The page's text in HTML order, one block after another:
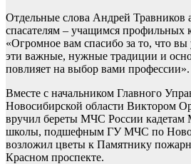
Отдельные слова Андрей Травников
спасателям – учащимся профильных
«Огромное вам спасибо за то, что
эти важные, нужные традиции и
повлияет на выбор вами профессии».
Вместе с начальником Главного
Новосибирской области Виктором
вручил береты МЧС России кадетам
школы, подшефным ГУ МЧС по
возложил цветы к Памятнику
Красном проспекте.